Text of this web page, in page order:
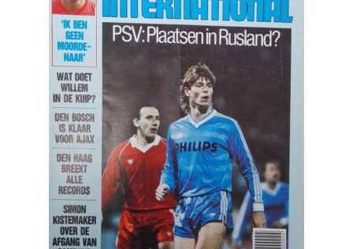
Puntertjes
Contact